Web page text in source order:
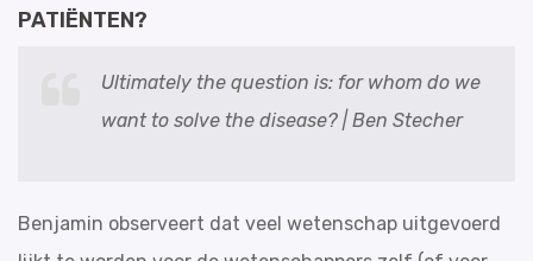
PATIËNTEN?
Ultimately the question is: for whom do we
want to solve the disease? | Ben Stecher
Benjamin observeert dat veel wetenschap uitgevoerd